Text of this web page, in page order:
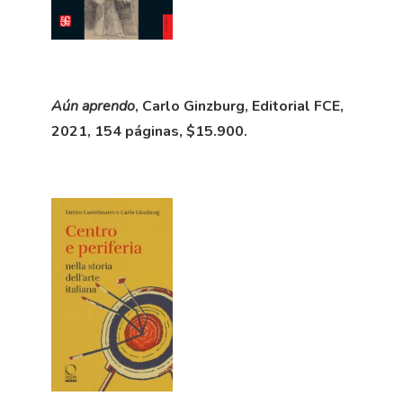
Aún aprendo, Carlo Ginzburg, Editorial FCE,
2021, 154 páginas, $15.900.